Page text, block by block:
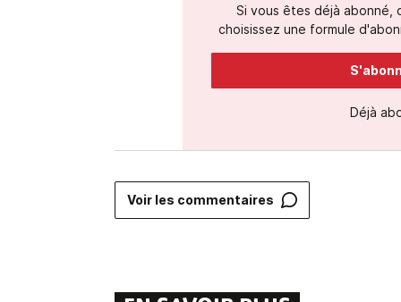
Si vous êtes déjà abonné,
choisissez une formule
Déjà
Voir les commentaires